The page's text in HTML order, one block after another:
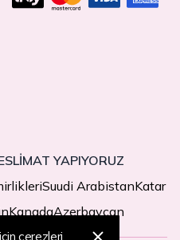
YAPIYORUZ
Suudi ArabistanKatar
KanadaAzerbaycan
çerezleri